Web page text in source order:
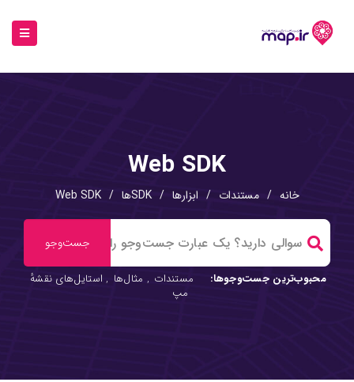
Web SDK
خانه / مستندات / ابزارها / SDKها /
Web SDK
محبوب‌ترین جست‌وجوها: مستندات , مثال‌ها , استایل‌های نقشهٔ
مپ